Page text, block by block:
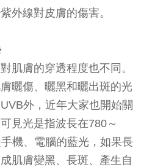
外線對皮膚的傷害。
肌膚的穿透程度也不同。
曬傷、曬黑和曬出斑的光
外，近年大家也開始關
見光是指波長在780～
機、電腦的藍光，如果長
肌膚變黑、長斑、產生自